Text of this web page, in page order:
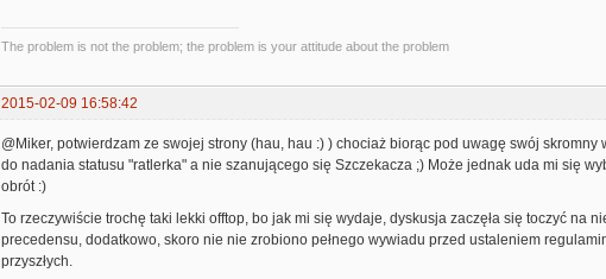
The problem is not the problem; the problem is your attitude about the problem
2015-02-09 16:58:42
@Miker, potwierdzam ze swojej strony (hau, hau :) ) chociaż biorąc pod uwagę swój
do nadania statusu "ratlerka" a nie szanującego się Szczekacza ;) Może jednak uda mi się
obrót :)
To rzeczywiście trochę taki lekki offtop, bo jak mi się wydaje, dyskusja zaczęła się toczyć na
precedensu, dodatkowo, skoro nie nie zrobiono pełnego wywiadu przed ustaleniem
przyszłych.